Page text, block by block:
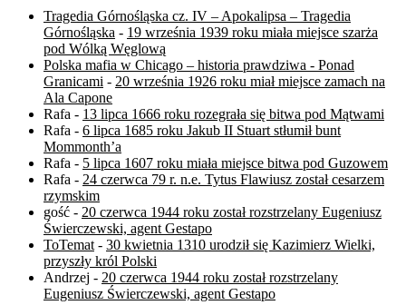
Tragedia Górnośląska cz. IV – Apokalipsa – Tragedia
Górnośląska - 19 września 1939 roku miała miejsce szarża
pod Wólką Węglową
Polska mafia w Chicago – historia prawdziwa - Ponad
Granicami - 20 września 1926 roku miał miejsce zamach na
Ala Capone
Rafa - 13 lipca 1666 roku rozegrała się bitwa pod Mątwami
Rafa - 6 lipca 1685 roku Jakub II Stuart stłumił bunt
Mommonth’a
Rafa - 5 lipca 1607 roku miała miejsce bitwa pod Guzowem
Rafa - 24 czerwca 79 r. n.e. Tytus Flawiusz został cesarzem
rzymskim
gość - 20 czerwca 1944 roku został rozstrzelany Eugeniusz
Świerczewski, agent Gestapo
ToTemat - 30 kwietnia 1310 urodził się Kazimierz Wielki,
przyszły król Polski
Andrzej - 20 czerwca 1944 roku został rozstrzelany
Eugeniusz Świerczewski, agent Gestapo